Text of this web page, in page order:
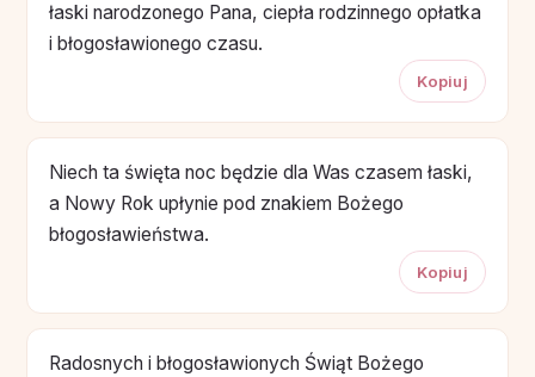
łaski narodzonego Pana, ciepła rodzinnego opłatka
i błogosławionego czasu.
Kopiuj
Niech ta święta noc będzie dla Was czasem łaski,
a Nowy Rok upłynie pod znakiem Bożego
błogosławieństwa.
Kopiuj
Radosnych i błogosławionych Świąt Bożego